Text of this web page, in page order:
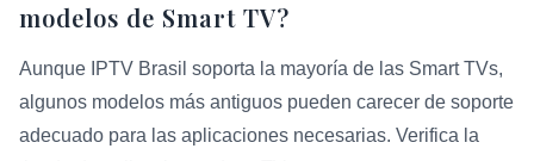
modelos de Smart TV?
Aunque IPTV Brasil soporta la mayoría de las Smart TVs,
algunos modelos más antiguos pueden carecer de soporte
adecuado para las aplicaciones necesarias. Verifica la